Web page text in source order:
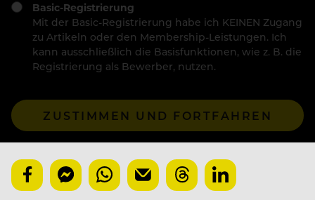
Basic-Registrierung
Mit der Basic-Registrierung habe ich KEINEN Zugang
zu Artikeln oder den Membership-Leistungen. Ich
kann ausschließlich die Basisfunktionen, wie z. B. die
Registrierung als Bewerber, nutzen.
ZUSTIMMEN UND FORTFAHREN